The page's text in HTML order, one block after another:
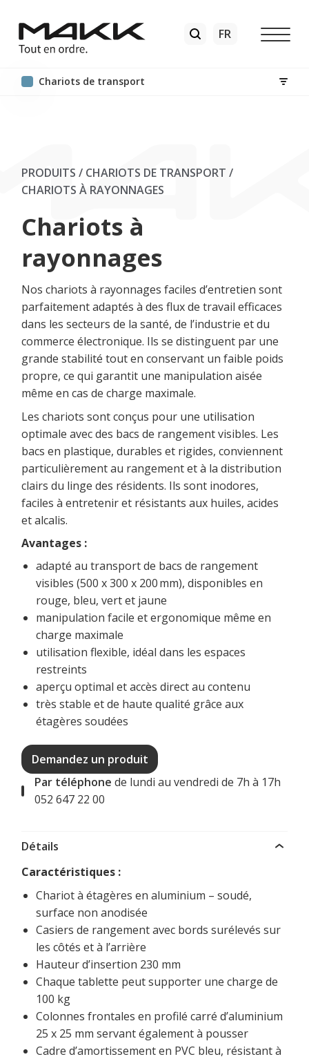
Chariots de transport
PRODUITS / CHARIOTS DE TRANSPORT /
CHARIOTS À RAYONNAGES
Chariots à
rayonnages
Nos chariots à rayonnages faciles d’entretien sont
parfaitement adaptés à des flux de travail efficaces
dans les secteurs de la santé, de l’industrie et du
commerce électronique. Ils se distinguent par une
grande stabilité tout en conservant un faible poids
propre, ce qui garantit une manipulation aisée
même en cas de charge maximale.
Les chariots sont conçus pour une utilisation
optimale avec des bacs de rangement visibles. Les
bacs en plastique, durables et rigides, conviennent
particulièrement au rangement et à la distribution
clairs du linge des résidents. Ils sont inodores,
faciles à entretenir et résistants aux huiles, acides
et alcalis.
Avantages :
adapté au transport de bacs de rangement
visibles (500 x 300 x 200 mm), disponibles en
rouge, bleu, vert et jaune
manipulation facile et ergonomique même en
charge maximale
utilisation flexible, idéal dans les espaces
restreints
aperçu optimal et accès direct au contenu
très stable et de haute qualité grâce aux
étagères soudées
Demandez un produit
Par téléphone de lundi au vendredi de 7h à 17h
052 647 22 00
Détails
Caractéristiques :
Chariot à étagères en aluminium – soudé,
surface non anodisée
Casiers de rangement avec bords surélevés sur
les côtés et à l’arrière
Hauteur d’insertion 230 mm
Chaque tablette peut supporter une charge de
100 kg
Colonnes frontales en profilé carré d’aluminium
25 x 25 mm servant également à pousser
Cadre d’amortissement en PVC bleu, résistant à